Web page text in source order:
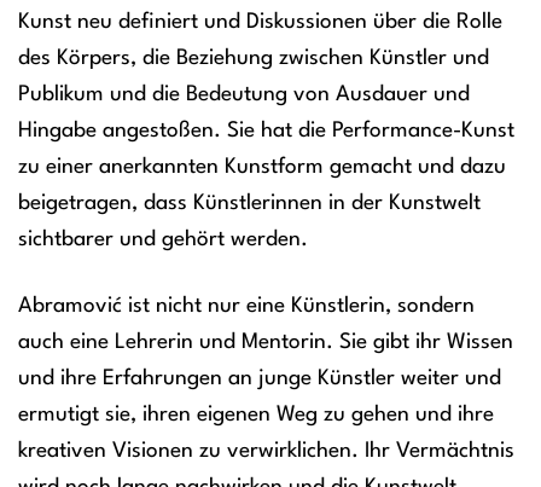
Kunst neu definiert und Diskussionen über die Rolle
des Körpers, die Beziehung zwischen Künstler und
Publikum und die Bedeutung von Ausdauer und
Hingabe angestoßen. Sie hat die Performance-Kunst
zu einer anerkannten Kunstform gemacht und dazu
beigetragen, dass Künstlerinnen in der Kunstwelt
sichtbarer und gehört werden.
Abramović ist nicht nur eine Künstlerin, sondern
auch eine Lehrerin und Mentorin. Sie gibt ihr Wissen
und ihre Erfahrungen an junge Künstler weiter und
ermutigt sie, ihren eigenen Weg zu gehen und ihre
kreativen Visionen zu verwirklichen. Ihr Vermächtnis